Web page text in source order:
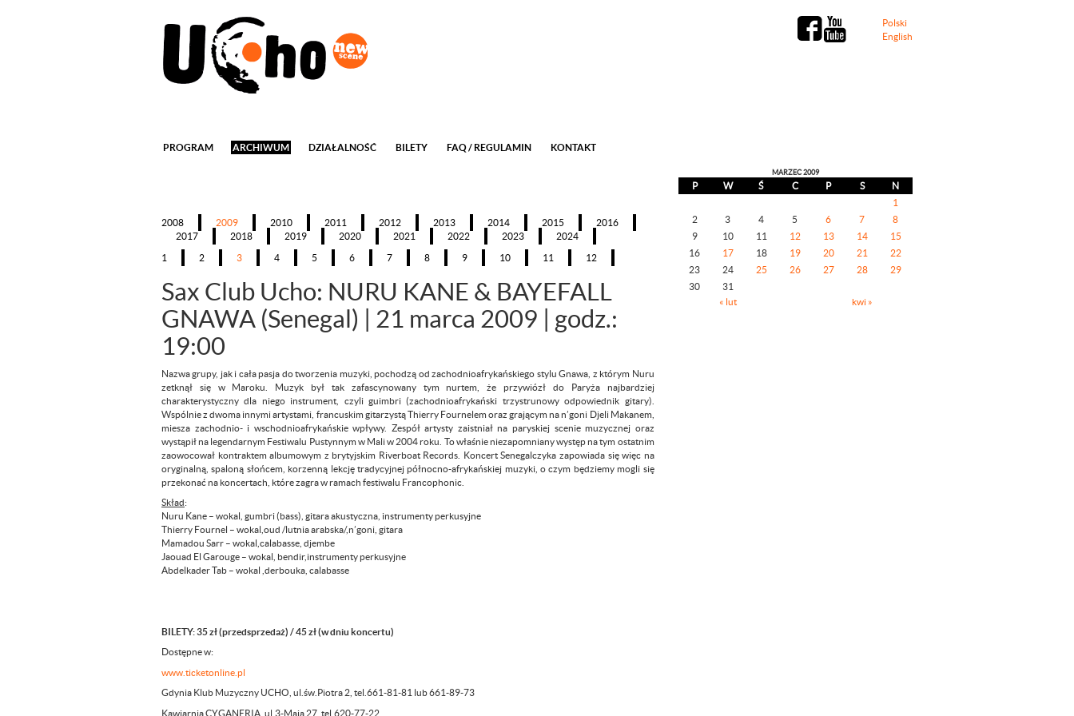
Polski
English
PROGRAM
ARCHIWUM DZIAŁALNOŚĆ BILETY FAQ / REGULAMIN KONTAKT
2008 2009 2010 2011 2012 2013 2014 2015
2016
2017
2018 2019 2020 2021 2022 2023 2024
1 2 3 4 5 6 7 8 9 10 11 12
Sax Club Ucho: NURU KANE & BAYEFALL
GNAWA (Senegal)
21 marca 2009 | godz.:
19:00
Nazwa grupy, jak i cała pasja do tworzenia muzyki, pochodzą od zachodnioafrykańskiego stylu Gnawa, z którym Nuru
zetknął się w Maroku. Muzyk był tak zafascynowany tym nurtem, że przywiózł do Paryża najbardziej
charakterystyczny dla niego instrument, czyli guimbri (zachodnioafrykański trzystrunowy odpowiednik gitary).
Wspólnie z dwoma innymi artystami, francuskim gitarzystą Thierry Fournelem oraz grającym na n’goni Djeli Makanem,
miesza zachodnio- i wschodnioafrykańskie wpływy. Zespół artysty zaistniał na paryskiej scenie muzycznej oraz
wystąpił na legendarnym Festiwalu Pustynnym w Mali w 2004 roku. To właśnie niezapomniany występ na tym ostatnim
zaowocował kontraktem albumowym z brytyjskim Riverboat Records. Koncert Senegalczyka zapowiada się więc na
oryginalną, spaloną słońcem, korzenną lekcję tradycyjnej północno-afrykańskiej muzyki, o czym będziemy mogli się
przekonać na koncertach, które zagra w ramach festiwalu Francophonic.
Skład:
Nuru Kane – wokal, gumbri (bass), gitara akustyczna, instrumenty perkusyjne
Thierry Fournel – wokal,oud /lutnia arabska/,n’goni, gitara
Mamadou Sarr – wokal,calabasse, djembe
Jaouad El Garouge – wokal, bendir,instrumenty perkusyjne
Abdelkader Tab – wokal ,derbouka, calabasse
BILETY: 35 zł (przedsprzedaż) / 45 zł (w dniu koncertu)
Dostępne w:
www.ticketonline.pl
Gdynia Klub Muzyczny UCHO, ul.św.Piotra 2, tel.661-81-81 lub 661-89-73
Kawiarnia CYGANERIA, ul.3-Maja 27, tel.620-77-22
MARZEC 2009
P W Ś C P S N
« lut kwi »
1
2
3 4 5 6 7
8
9
10 11 12 13 14
15
16
17 18 19 20 21
22
23
24 25 26 27 28
29
30
31